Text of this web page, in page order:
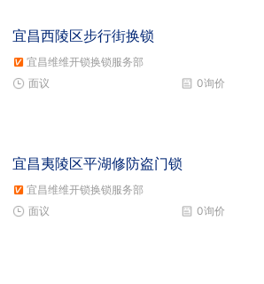
宜昌西陵区步行街换锁
宜昌维维开锁换锁服务部
0询价
面议
宜昌夷陵区平湖修防盗门锁
宜昌维维开锁换锁服务部
0询价
面议